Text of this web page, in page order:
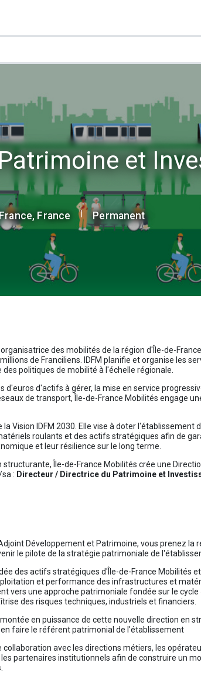
et
France | Permanent
des mobilités de la région d'Île-de-
de Franciliens. IDFM planifie et organise les
des politiques de mobilité à l'échelle régionale.
d'euros d'actifs à gérer, la mise en service
de transport, Île-de-France Mobilités engage
Vision IDFM 2030. Elle vise à doter l'établissement
roulants et des actifs stratégiques afin de
et leur résilience sur le long terme.
Île-de-France Mobilités crée une
: Directeur / Directrice du Patrimoine et
Développement et Patrimoine, vous prenez la
le pilote de la stratégie patrimoniale de
des actifs stratégiques d'Île-de-France Mobilités
et performance des infrastructures et
vers une approche patrimoniale fondée sur le
des risques techniques, industriels et financiers.
en puissance de cette nouvelle direction en
faire le référent patrimonial de l'établissement
avec les directions métiers, les
partenaires institutionnels afin de construire un